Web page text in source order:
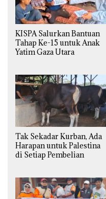
KISPA Salurkan Bantuan
Tahap Ke-15 untuk Anak
Yatim Gaza Utara
Tak Sekadar Kurban, Ada
Harapan untuk Palestina
di Setiap Pembelian